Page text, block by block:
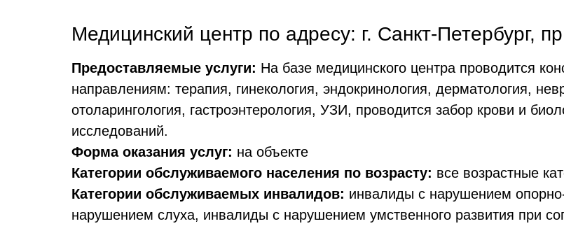
Медицинский центр по адресу: г. Санкт-Петербург,
Предоставляемые услуги: На базе медицинского центра проводится
направлениям: терапия, гинекология, эндокринология, дерматология,
отоларингология, гастроэнтерология, УЗИ, проводится забор крови и
исследований.
Форма оказания услуг: на объекте
Категории обслуживаемого населения по возрасту: все возрастные
Категории обслуживаемых инвалидов: инвалиды с нарушением
нарушением слуха, инвалиды с нарушением умственного развития при